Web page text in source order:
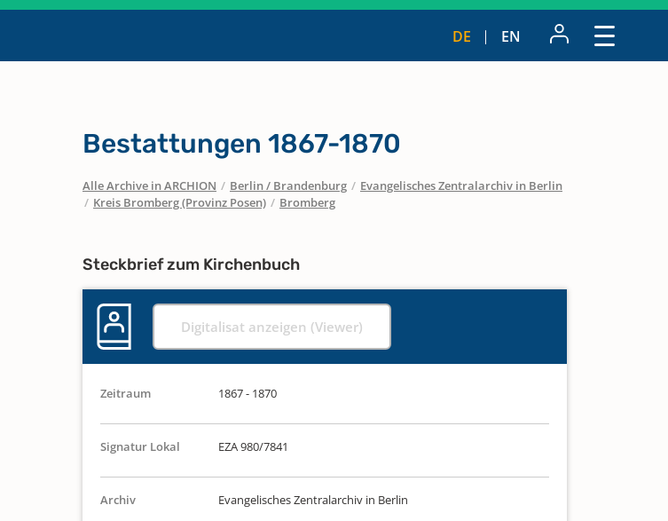
DE EN
Bestattungen 1867-1870
Alle Archive in ARCHION / Berlin / Brandenburg / Evangelisches Zentralarchiv in Berlin
/ Kreis Bromberg (Provinz Posen) / Bromberg
Steckbrief zum Kirchenbuch
Digitalisat anzeigen (Viewer)
Zeitraum 1867 - 1870
Signatur Lokal EZA 980/7841
Archiv Evangelisches Zentralarchiv in Berlin